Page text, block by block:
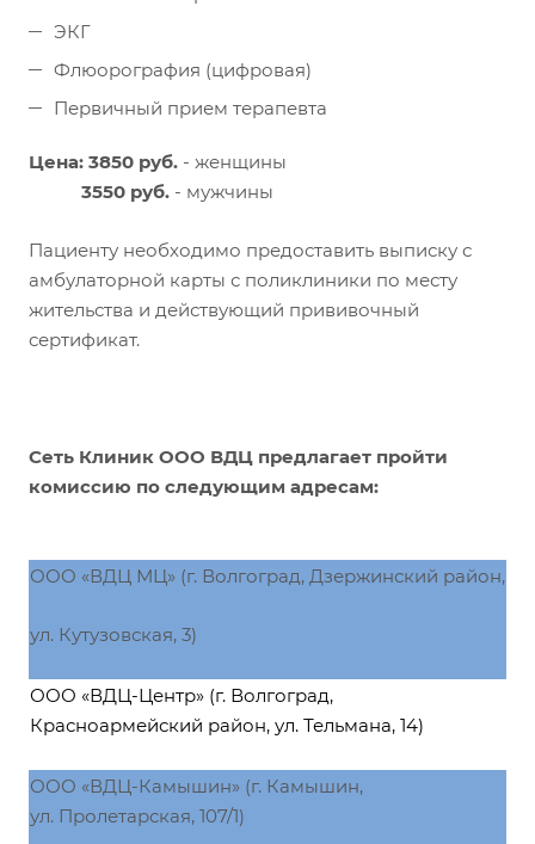
ЭКГ
Флюорография (цифровая)
Первичный прием терапевта
Цена: 3850 руб. - женщины
3550 руб. - мужчины
Пациенту необходимо предоставить выписку с
амбулаторной карты с поликлиники по месту
жительства и действующий прививочный
сертификат.
Сеть Клиник ООО ВДЦ предлагает пройти
комиссию по следующим адресам:
ООО «ВДЦ МЦ» (г. Волгоград, Дзержинский район,
ул. Кутузовская, 3)
ООО «ВДЦ-Центр» (г. Волгоград,
Красноармейский район, ул. Тельмана, 14)
ООО «ВДЦ-Камышин» (г. Камышин,
ул. Пролетарская, 107/1)